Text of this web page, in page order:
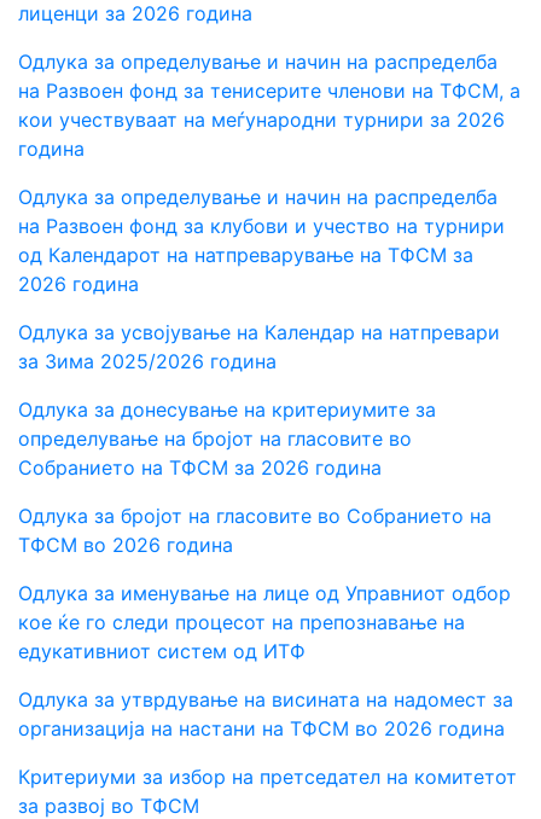
лиценци за 2026 година
Одлука за определување и начин на распределба
на Развоен фонд за тенисерите членови на ТФСМ, а
кои учествуваат на меѓународни турнири за 2026
година
Одлука за определување и начин на распределба
на Развоен фонд за клубови и учество на турнири
од Календарот на натпреварување на ТФСМ за
2026 година
Одлука за усвојување на Календар на натпревари
за Зима 2025/2026 година
Одлука за донесување на критериумите за
определување на бројот на гласовите во
Собранието на ТФСМ за 2026 година
Одлука за бројот на гласовите во Собранието на
ТФСМ во 2026 година
Одлука за именување на лице од Управниот одбор
кое ќе го следи процесот на препознавање на
едукативниот систем од ИТФ
Одлука за утврдување на висината на надомест за
организација на настани на ТФСМ во 2026 година
Критериуми за избор на претседател на комитетот
за развој во ТФСМ